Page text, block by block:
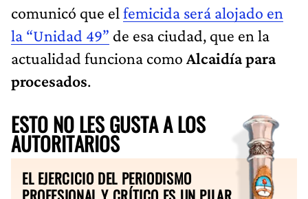
comunicó que el femicida será alojado en
la “Unidad 49” de esa ciudad, que en la
actualidad funciona como Alcaidía para
procesados.
ESTO NO LES GUSTA A LOS
AUTORITARIOS
EL EJERCICIO DEL PERIODISMO